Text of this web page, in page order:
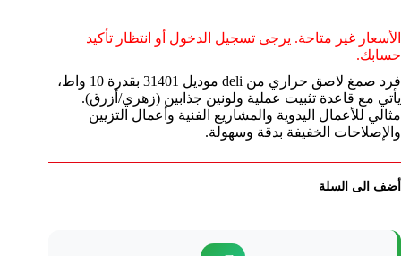
الأسعار غير متاحة. يرجى تسجيل الدخول أو انتظار تأكيد
حسابك.
فرد صمغ لاصق حراري من deli موديل 31401 بقدرة 10 واط،
يأتي مع قاعدة تثبيت عملية ولونين جذابين (زهري/أزرق).
مثالي للأعمال اليدوية والمشاريع الفنية وأعمال التزيين
والإصلاحات الخفيفة بدقة وسهولة.
أضف الى السلة